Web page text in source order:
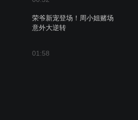
荣爷新宠登场！周小姐赌场
意外大逆转
01:58